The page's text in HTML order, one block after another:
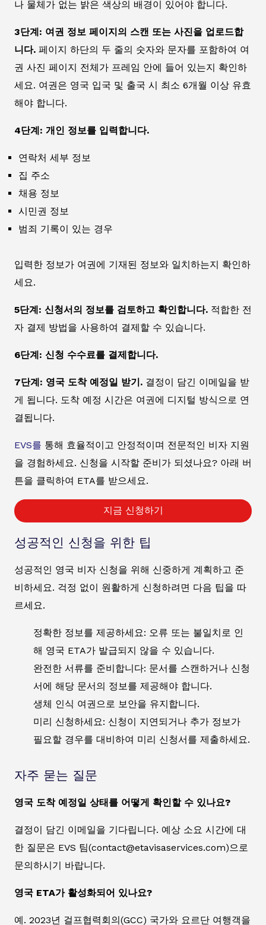
나 물체가 없는 밝은 색상의 배경이 있어야 합니다.
3단계: 여권 정보 페이지의 스캔 또는 사진을 업로드합
니다. 페이지 하단의 두 줄의 숫자와 문자를 포함하여 여
권 사진 페이지 전체가 프레임 안에 들어 있는지 확인하
세요. 여권은 영국 입국 및 출국 시 최소 6개월 이상 유효
해야 합니다.
4단계: 개인 정보를 입력합니다.
연락처 세부 정보
집 주소
채용 정보
시민권 정보
범죄 기록이 있는 경우
입력한 정보가 여권에 기재된 정보와 일치하는지 확인하
세요.
5단계: 신청서의 정보를 검토하고 확인합니다. 적합한 전
자 결제 방법을 사용하여 결제할 수 있습니다.
6단계: 신청 수수료를 결제합니다.
7단계: 영국 도착 예정일 받기. 결정이 담긴 이메일을 받
게 됩니다. 도착 예정 시간은 여권에 디지털 방식으로 연
결됩니다.
EVS를 통해 효율적이고 안정적이며 전문적인 비자 지원
을 경험하세요. 신청을 시작할 준비가 되셨나요? 아래 버
튼을 클릭하여 ETA를 받으세요.
지금 신청하기
성공적인 신청을 위한 팁
성공적인 영국 비자 신청을 위해 신중하게 계획하고 준
비하세요. 걱정 없이 원활하게 신청하려면 다음 팁을 따
르세요.
정확한 정보를 제공하세요: 오류 또는 불일치로 인
해 영국 ETA가 발급되지 않을 수 있습니다.
완전한 서류를 준비합니다: 문서를 스캔하거나 신청
서에 해당 문서의 정보를 제공해야 합니다.
생체 인식 여권으로 보안을 유지합니다.
미리 신청하세요: 신청이 지연되거나 추가 정보가
필요할 경우를 대비하여 미리 신청서를 제출하세요.
자주 묻는 질문
영국 도착 예정일 상태를 어떻게 확인할 수 있나요?
결정이 담긴 이메일을 기다립니다. 예상 소요 시간에 대
한 질문은 EVS 팀(contact@etavisaservices.com)으로
문의하시기 바랍니다.
영국 ETA가 활성화되어 있나요?
예. 2023년 걸프협력회의(GCC) 국가와 요르단 여행객을